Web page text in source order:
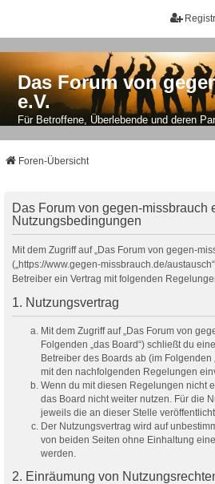
Das Forum von
e.V.
Für Betroffene, Überlebende und deren
Foren-Übersicht
Das Forum von gegen-missbrauch
Nutzungsbedingungen
Mit dem Zugriff auf „Das Forum von gegen-
(„https://www.gegen-missbrauch.de/
Betreiber ein Vertrag mit folgenden
1. Nutzungsvertrag
Mit dem Zugriff auf „Das Forum von
Folgenden „das Board“) schließt du
Betreiber des Boards ab (im Folgenden
mit den nachfolgenden Regelungen
Wenn du mit diesen Regelungen nicht
das Board nicht weiter nutzen. Für die
jeweils die an dieser Stelle
Der Nutzungsvertrag wird auf
von beiden Seiten ohne Einhaltung
werden.
2. Einräumung von